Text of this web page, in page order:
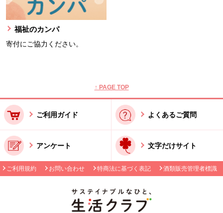
福祉のカンパ
寄付にご協力ください。
↑ PAGE TOP
ご利用ガイド よくあるご質問
アンケート 文字だけサイト
ご利用規約 お問い合わせ 特商法に基づく表記 酒類販売管理者標識